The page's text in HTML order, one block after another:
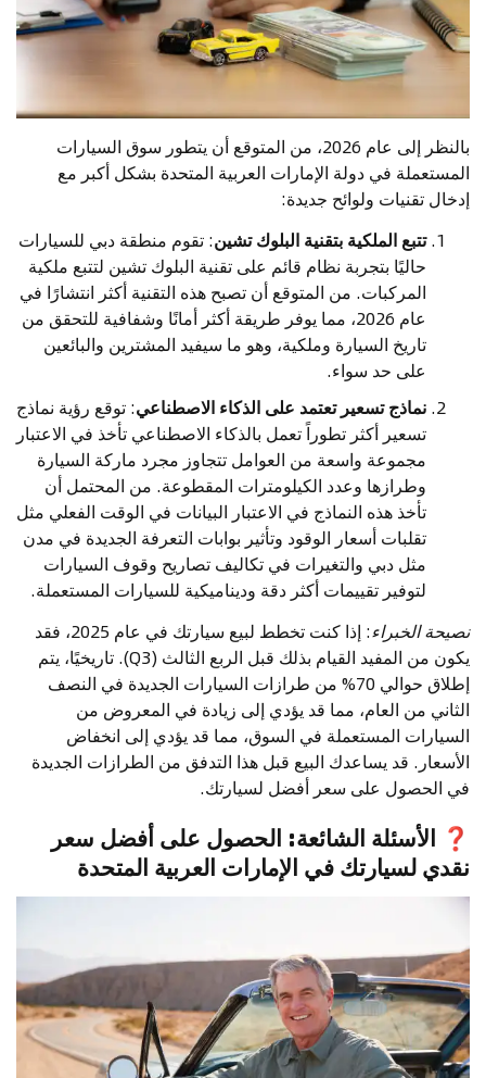
بالنظر إلى عام 2026، من المتوقع أن يتطور سوق السيارات
المستعملة في دولة الإمارات العربية المتحدة بشكل أكبر مع
إدخال تقنيات ولوائح جديدة:
تتبع الملكية بتقنية البلوك تشين: تقوم منطقة دبي للسيارات
حاليًا بتجربة نظام قائم على تقنية البلوك تشين لتتبع ملكية
المركبات. من المتوقع أن تصبح هذه التقنية أكثر انتشارًا في
عام 2026، مما يوفر طريقة أكثر أمانًا وشفافية للتحقق من
تاريخ السيارة وملكية، وهو ما سيفيد المشترين والبائعين
على حد سواء.
نماذج تسعير تعتمد على الذكاء الاصطناعي: توقع رؤية نماذج
تسعير أكثر تطوراً تعمل بالذكاء الاصطناعي تأخذ في الاعتبار
مجموعة واسعة من العوامل تتجاوز مجرد ماركة السيارة
وطرازها وعدد الكيلومترات المقطوعة. من المحتمل أن
تأخذ هذه النماذج في الاعتبار البيانات في الوقت الفعلي مثل
تقلبات أسعار الوقود وتأثير بوابات التعرفة الجديدة في مدن
مثل دبي والتغيرات في تكاليف تصاريح وقوف السيارات
لتوفير تقييمات أكثر دقة وديناميكية للسيارات المستعملة.
نصيحة الخبراء
: إذا كنت تخطط لبيع سيارتك في عام 2025، فقد
يكون من المفيد القيام بذلك قبل الربع الثالث (Q3). تاريخيًا، يتم
إطلاق حوالي 70% من طرازات السيارات الجديدة في النصف
الثاني من العام، مما قد يؤدي إلى زيادة في المعروض من
السيارات المستعملة في السوق، مما قد يؤدي إلى انخفاض
الأسعار. قد يساعدك البيع قبل هذا التدفق من الطرازات الجديدة
في الحصول على سعر أفضل لسيارتك.
❓ الأسئلة الشائعة: الحصول على أفضل سعر
نقدي لسيارتك في الإمارات العربية المتحدة